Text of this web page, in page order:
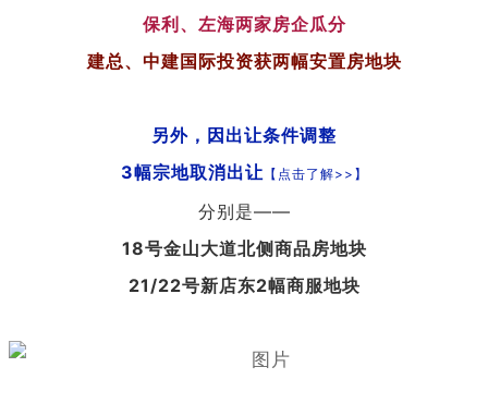
保利、左海两家房企瓜分
建总、中建国际投资获两幅安置房地块
另外，因出让条件调整
3幅宗地取消出让 【 点击了解>> 】
分别是——
18号金山大道北侧商品房地块
21/22号新店东2幅商服地块